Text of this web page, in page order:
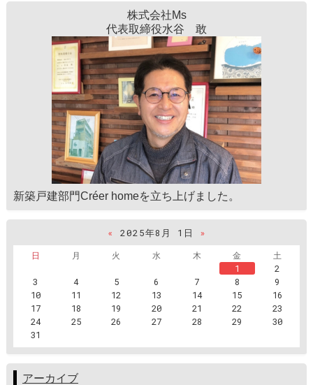
株式会社Ms
代表取締役水谷 敢
新築戸建部門Créer homeを立ち上げました。
« 2025年8月 1日
»
日
月 火 水 木 金
土
1
2
3
4 5 6 7 8
9
10
11 12 13 14 15
16
17
18 19 20 21 22
23
24
25 26 27 28 29
30
31
アーカイブ